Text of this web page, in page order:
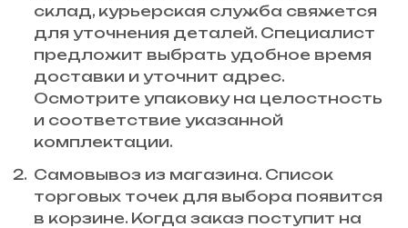
склад, курьерская служба свяжется
для уточнения деталей. Специалист
предложит выбрать удобное время
доставки и уточнит адрес.
Осмотрите упаковку на целостность
и соответствие указанной
комплектации.
Самовывоз из магазина. Список
торговых точек для выбора появится
в корзине. Когда заказ поступит на